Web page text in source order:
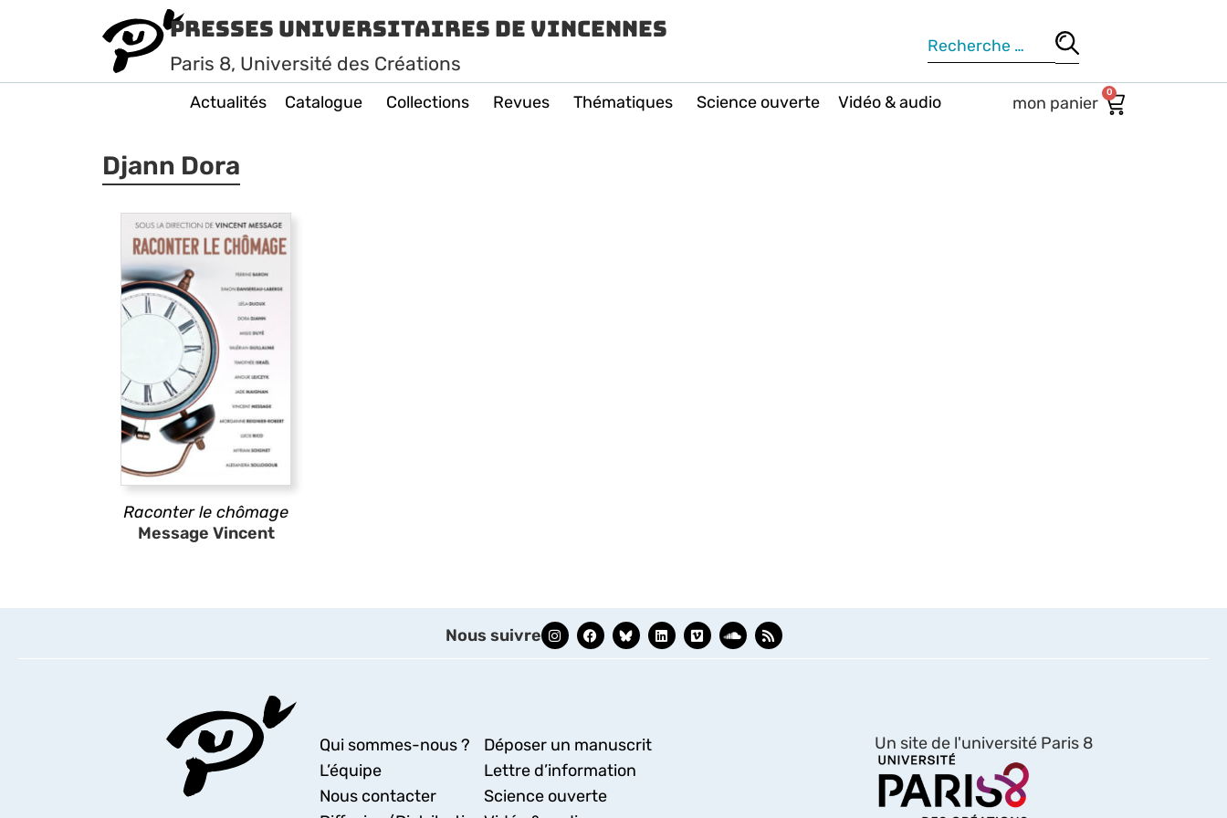
Presses Universitaires de Vincennes
Paris 8, Université des Créations
Actualités Catalogue Collections Revues Thématiques Science ouverte Vidéo & audio 0
Djann Dora
Raconter le chômage
Message Vincent
Nous suivre
Qui sommes-nous ?
L’équipe
Nous contacter
Déposer un manuscrit
Lettre d’information
Science ouverte
Un site de l'université Paris 8